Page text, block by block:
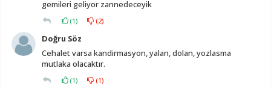
gemileri geliyor zannedeceyik
(1) (2)
Doğru Söz
Cehalet varsa kandirmasyon, yalan, dolan, yozlasma
mutlaka olacaktır.
(1) (1)